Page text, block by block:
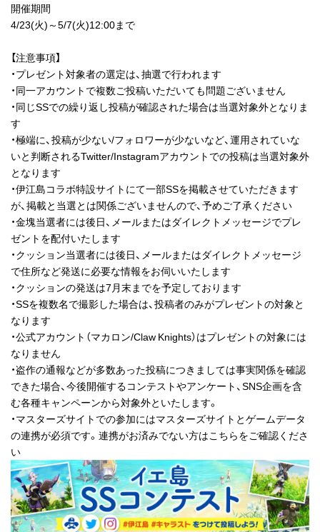
開催期間
4/23(火)～5/7(火)12:00まで
【注意事項】
・プレゼント対象者の選定は、抽選で行われます
・同一アカウントで複数ご投稿いただいても問題ございません
・同じSSでの繰り返し投稿が確認された場合は当選対象外となりま
す
・極端に、投稿が少ない/フォロワーが少ないなど、運用されていな
いと判断されるTwitter/Instagramアカウントでの投稿は当選対象外
となります
・伊江島コラボ特設サイトにて一部SSを掲載させていただきます
が、掲載と当選とは関係ございませんので、予めご了承ください
・金塊当選者には後日、メールまたはダイレクトメッセージでプレ
ゼントを配付いたします
・クッション当選者には後日、メールまたはダイレクトメッセージ
で住所など発送に必要な情報をお伺いいたします
・クッションの発送は7月末までを予定しております
・SSを複数名で撮影した場合は、投稿者のみがプレゼントの対象と
なります
・公式アカウント（マカロン/Claw Knights）はプレゼントの対象には
なりません
・盗作の通報などが多数あった投稿につきましては事実関係を確認
できた場合、今後開催するコンテストやアンケート、SNS企画を含
む各種キャンペーンから対象外といたします。
・マスターズサイトでの参加にはマスターズサイトとゲームデータ
の連携が必須です。連携がお済みでない方はこちらをご確認くださ
い